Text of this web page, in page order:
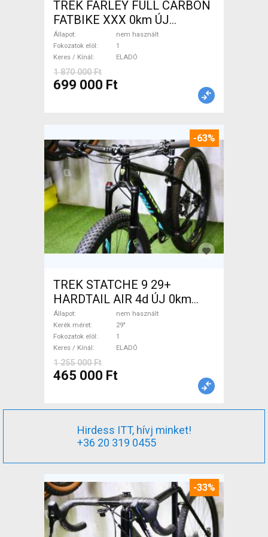
TREK FARLEY FULL CARBON
FATBIKE XXX 0km ÚJ
WAMPA CF Fatbike nem
használt ELADÓ
Állapot
nem használt
Fokozatok elöl
1
Keres / Kínál
ELADÓ
1 870 000 Ft
699 000 Ft
-63%
TREK STATCHE 9 29+
HARDTAIL AIR 4d ÚJ 0km
M/L Mountain Bike 29" elöl
teleszkópos nem használt
ELADÓ
Állapot
nem használt
Kerék méret
29"
Fokozatok elöl
1
Keres / Kínál
ELADÓ
1 255 000 Ft
465 000 Ft
Hirdess ITT, hívj minket!
+36 20 319 0455
-33%